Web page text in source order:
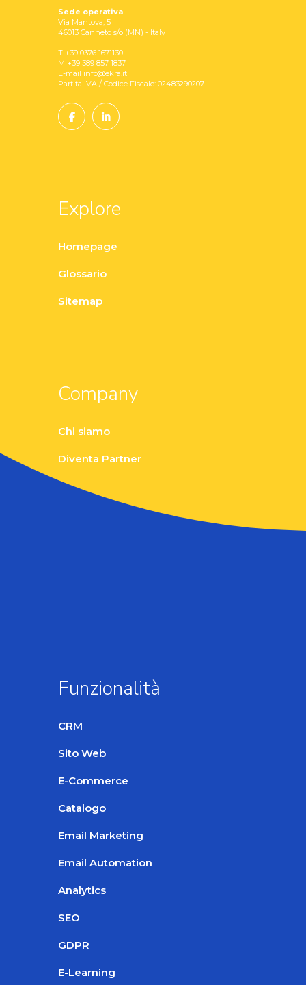
Sede operativa
Via Mantova, 5
46013 Canneto s/o (MN) - Italy
T +39 0376 1671130
M +39 389 857 1837
E-mail info@ekra.it
Partita IVA / Codice Fiscale: 02483290207
Explore
Homepage
Glossario
Sitemap
Company
Chi siamo
Diventa Partner
Funzionalità
CRM
Sito Web
E-Commerce
Catalogo
Email Marketing
Email Automation
Analytics
SEO
GDPR
E-Learning